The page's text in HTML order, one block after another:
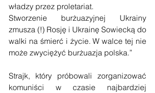
władzy przez proletariat.
Stworzenie burżuazyjnej Ukrainy
zmusza (!) Rosję i Ukrainę Sowiecką do
walki na śmierć i życie. W walce tej nie
może zwyciężyć burżuazja polska.”
Strajk, który próbowali zorganizować
komuniści w czasie najbardziej